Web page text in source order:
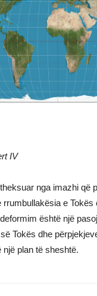
IV
nga imazhi që
rrumbullakësia e Tokës
është një
Tokës dhe
një plan të sheshtë.